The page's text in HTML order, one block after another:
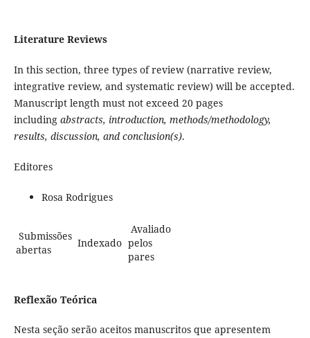
Literature Reviews
In this section, three types of review (narrative review,
integrative review, and systematic review) will be accepted.
Manuscript length must not exceed 20 pages
including abstracts, introduction, methods/methodology,
results, discussion, and conclusion(s).
Editores
Rosa Rodrigues
Submissões
abertas
Indexado
Avaliado
pelos
pares
Reflexão Teórica
Nesta seção serão aceitos manuscritos que apresentem